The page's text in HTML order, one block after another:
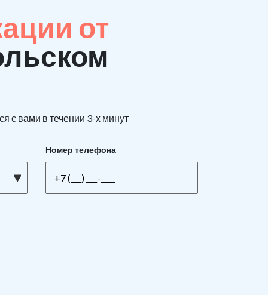
от
с вами в течении 3-х минут
Номер телефона